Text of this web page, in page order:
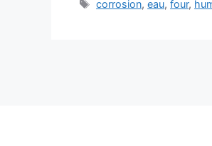
Étiquettes
corrosion,eau,four,